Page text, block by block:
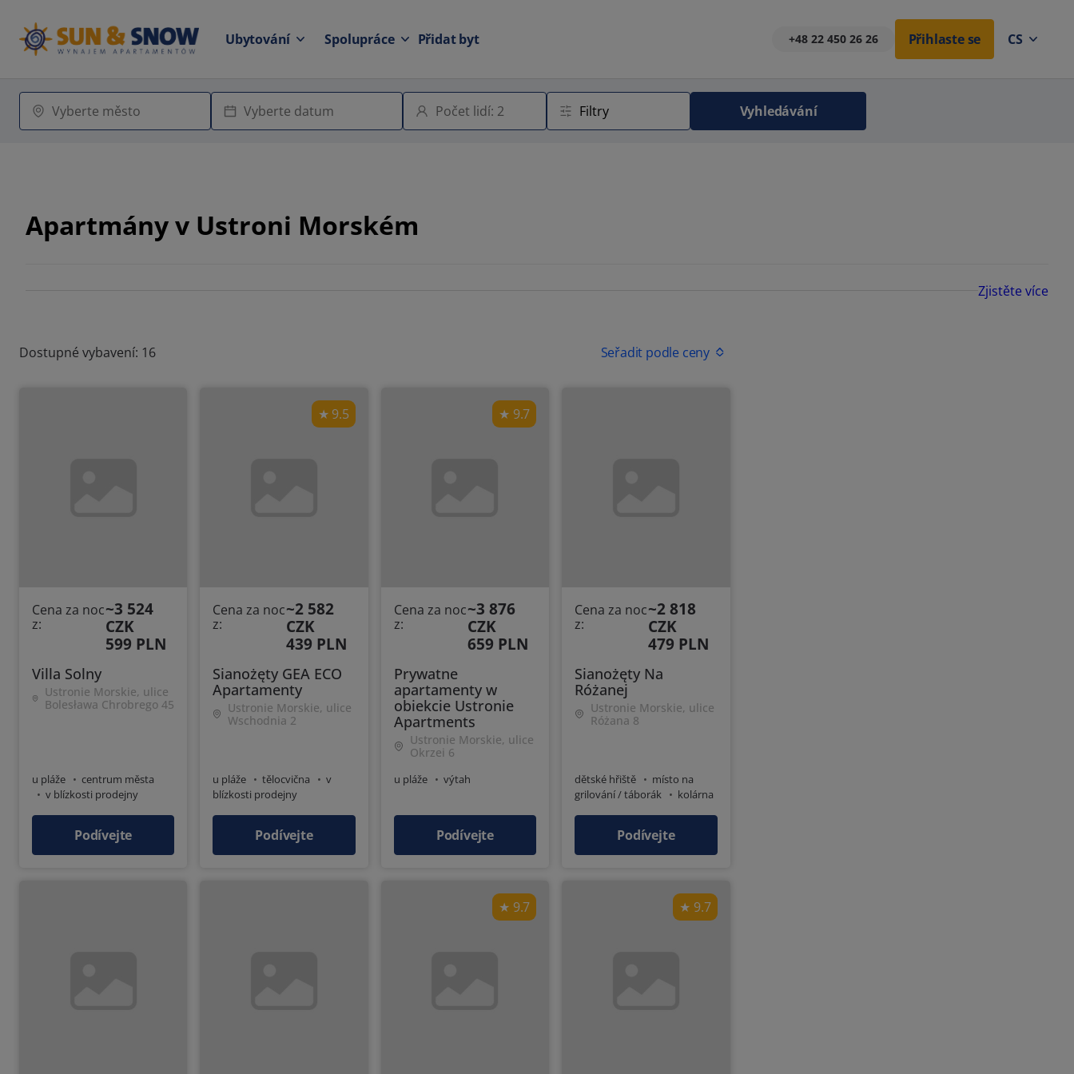
Ubytování Spolupráce Přidat byt +48 22 450 26 26 Přihlaste se CS
Vyhledávání
Apartmány v Ustroni Morském
Zjistěte více
Dostupné vybavení: 16 Seřadit podle ceny
Cena za noc
z:
~3 524
CZK
599 PLN
Villa Solny
Ustronie Morskie, ulice
Bolesława Chrobrego 45
u pláže
centrum města
v blízkosti prodejny
Podívejte
9.5
Cena za noc
z:
~2 582
CZK
439 PLN
Sianożęty GEA ECO
Apartamenty
Ustronie Morskie, ulice
Wschodnia 2
u pláže tělocvična
v
blízkosti prodejny
Podívejte
9.7
Cena za noc
z:
~3 876
CZK
659 PLN
Prywatne
apartamenty w
obiekcie Ustronie
Apartments
Ustronie Morskie, ulice
Okrzei 6
u pláže výtah
Podívejte
Cena za noc
z:
~2 818
CZK
479 PLN
Sianożęty Na
Różanej
Ustronie Morskie, ulice
Różana 8
dětské hřiště
místo na
grilování / táborák
kolárna
Podívejte
9.7 9.7